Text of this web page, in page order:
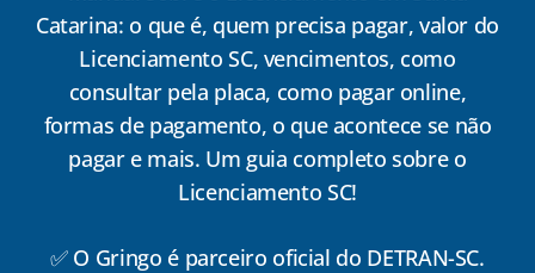
Catarina: o que é, quem precisa pagar, valor do
Licenciamento SC, vencimentos, como
consultar pela placa, como pagar online,
formas de pagamento, o que acontece se não
pagar e mais. Um guia completo sobre o
Licenciamento SC!
✅ O Gringo é parceiro oficial do DETRAN-SC.